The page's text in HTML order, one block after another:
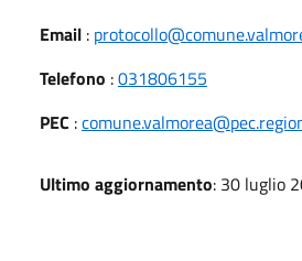
Email :
Telefono :031806155
PEC :
Ultimo aggiornamento: 30 luglio